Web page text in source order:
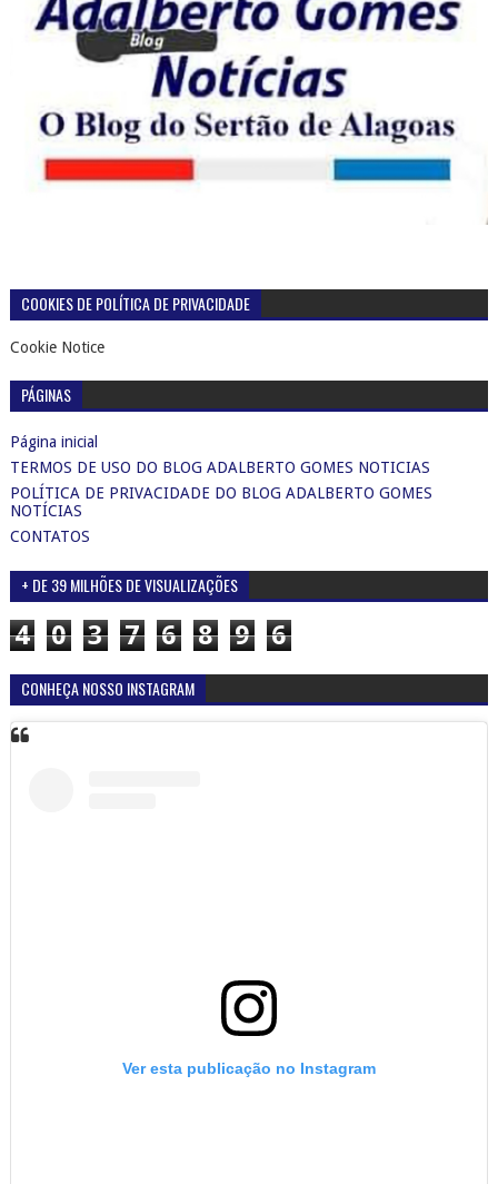
CONHEÇA NOSSA PÁGINA NO FACEBOOK
NOTÍCIAS DOS 26 MUNICÍPIOS DO SERTÃO DE ALAGOAS